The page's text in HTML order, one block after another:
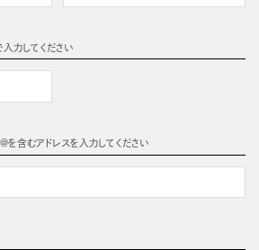
力してください
を含むアドレスを入力してください